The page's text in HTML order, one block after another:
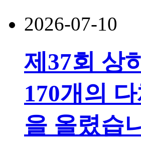
2026-07-10
제37회 상
170개의
을 올렸습